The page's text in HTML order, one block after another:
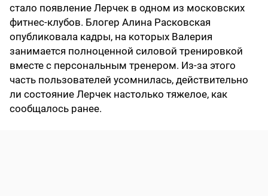
стало появление Лерчек в одном из московских
фитнес-клубов. Блогер Алина Расковская
опубликовала кадры, на которых Валерия
занимается полноценной силовой тренировкой
вместе с персональным тренером. Из-за этого
часть пользователей усомнилась, действительно
ли состояние Лерчек настолько тяжелое, как
сообщалось ранее.